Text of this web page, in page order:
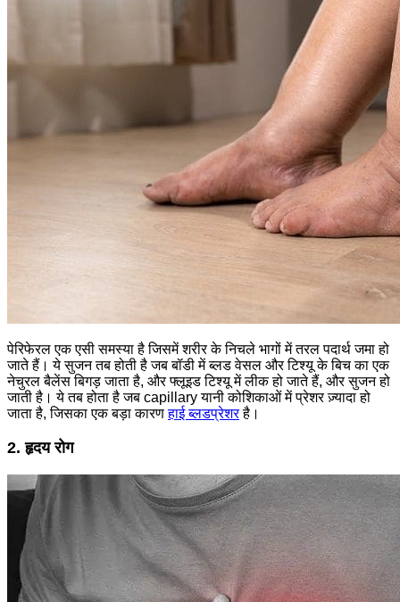
पेरिफेरल एक एसी समस्या है जिसमें शरीर के निचले भागों में तरल पदार्थ जमा हो
जाते हैं। ये सुजन तब होती है जब बॉडी में ब्लड वेसल और टिश्यू के बिच का एक
नेचुरल बैलेंस बिगड़ जाता है, और फ्लूइड टिश्यू में लीक हो जाते हैं, और सुजन हो
जाती है। ये तब होता है जब capillary यानी कोशिकाओं में प्रेशर ज़्यादा हो
जाता है, जिसका एक बड़ा कारणहाई ब्लडप्रेशरहै।
2. हृदय रोग